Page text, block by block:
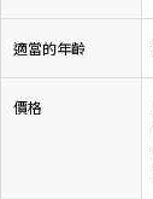
適當的年齡
價格